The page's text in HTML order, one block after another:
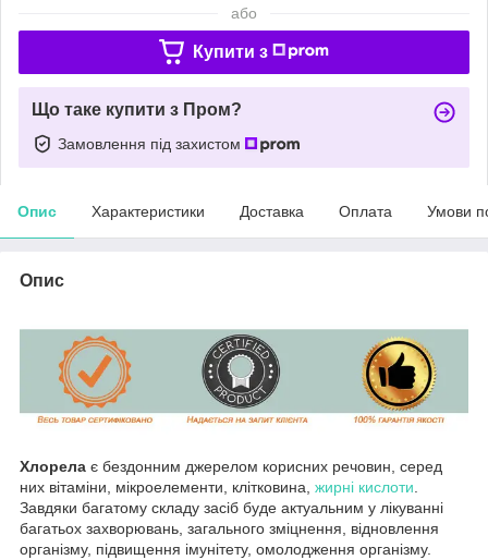
або
Купити з
Що таке купити з Пром?
Замовлення під захистом
Опис Характеристики Доставка Оплата Умови
Опис
Хлорела є бездонним джерелом корисних речовин, серед
них вітаміни, мікроелементи, клітковина, жирні кислоти.
Завдяки багатому складу засіб буде актуальним у лікуванні
багатьох захворювань, загального зміцнення, відновлення
організму, підвищення імунітету, омолодження організму.